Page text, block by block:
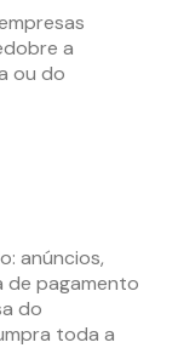
a
ou do
anúncios,
pagamento
do
toda a